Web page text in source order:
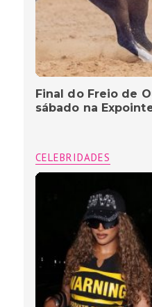
Final do Freio de
sábado na
CELEBRIDADES